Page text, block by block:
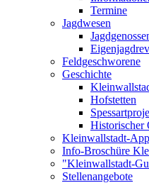
Termine
Jagdwesen
Feldgeschworene
Geschichte
Hofstetten
Historischer
Kleinwallstadt-App
Info-Broschüre
"Kleinwallstadt-
Stellenangebote